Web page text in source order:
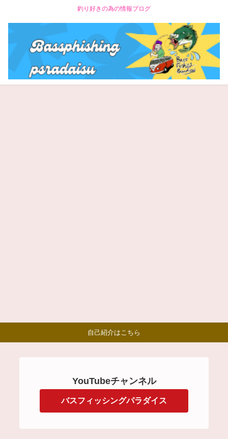
釣り好きの為の情報ブログ
自己紹介はこちら
YouTubeチャンネル
バスフィッシングパラダイス